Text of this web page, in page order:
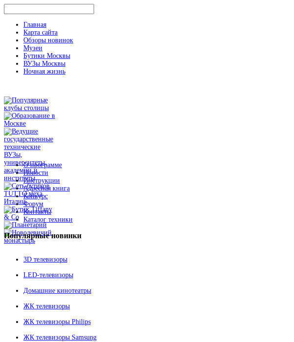
Главная
Карта сайта
Обзоры новинок
Музеи
Бутики Москвы
ВУЗы Москвы
Ночная жизнь
О программе
Новости
Инструкции
Адресная книга
Конкурс
Форум
Контакты
Каталог техники
Популярныеновинки
3D телевизоры
LED-телевизоры
Домашние кинотеатры
ЖК телевизоры
ЖК телевизоры Philips
ЖК телевизоры Samsung